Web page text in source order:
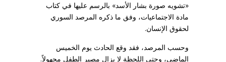
«تشويه صورة بشار الأسد» بالرسم عليها في كتاب
مادة الاجتماعيات، وفق ما ذكره المرصد السوري
لحقوق الإنسان.
وحسب المرصد، فقد وقع الحادث يوم الخميس
الماضي، وحتى اللحظة لا يزال مصير الطفل مجهولاً.